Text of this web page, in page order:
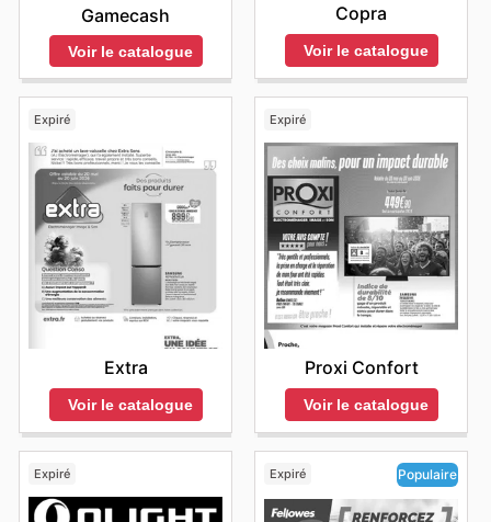
Gamecash
Voir le catalogue
Copra
Voir le catalogue
Expiré
Extra
Voir le catalogue
Expiré
Proxi Confort
Voir le catalogue
Expiré Expiré Populaire